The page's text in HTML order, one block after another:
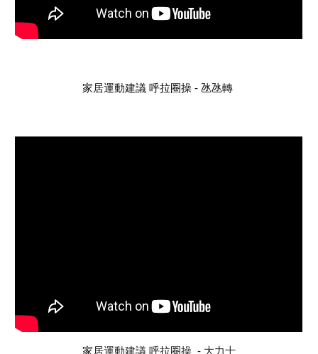
家居運動建議 呼拉圈操 - 氹氹轉
家居運動建議 呼拉圈操 - 大力士